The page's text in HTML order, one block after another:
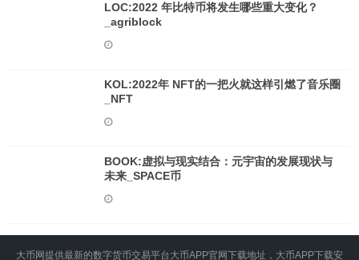
LOC:2022 年比特币将发生哪些重大变化？
_agriblock
KOL:2022年 NFT的一把火就这样引燃了音乐圈
_NFT
BOOK:虚拟与现实结合：元宇宙的发展现状与
未来_SPACE币
大币网提供最新的数字货币交易平台大币APP官网下载地址，大币APP下载安